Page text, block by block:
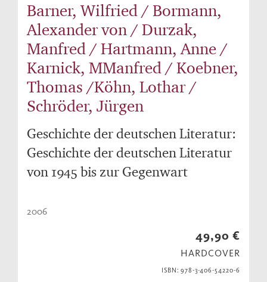
Barner, Wilfried / Bormann,
Alexander von / Durzak,
Manfred / Hartmann, Anne /
Karnick, MManfred / Koebner,
Thomas /Köhn, Lothar /
Schröder, Jürgen
Geschichte der deutschen Literatur:
Geschichte der deutschen Literatur
von 1945 bis zur Gegenwart
2006
49,90 €
HARDCOVER
ISBN: 978-3-406-54220-6